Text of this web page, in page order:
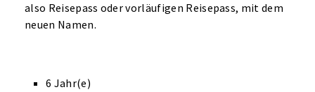
also Reisepass oder vorläufigen Reisepass, mit dem
neuen Namen.
6 Jahr(e)